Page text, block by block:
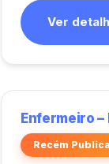
Ver
Enfermeiro –
Recém